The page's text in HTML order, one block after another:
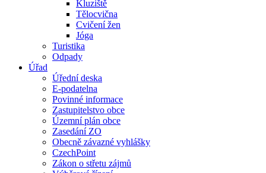
Kluziště
Tělocvična
Cvičení žen
Jóga
Turistika
Odpady
Úřad
Úřední deska
E-podatelna
Povinné informace
Zastupitelstvo obce
Územní plán obce
Zasedání ZO
Obecně závazné vyhlášky
CzechPoint
Zákon o střetu zájmů